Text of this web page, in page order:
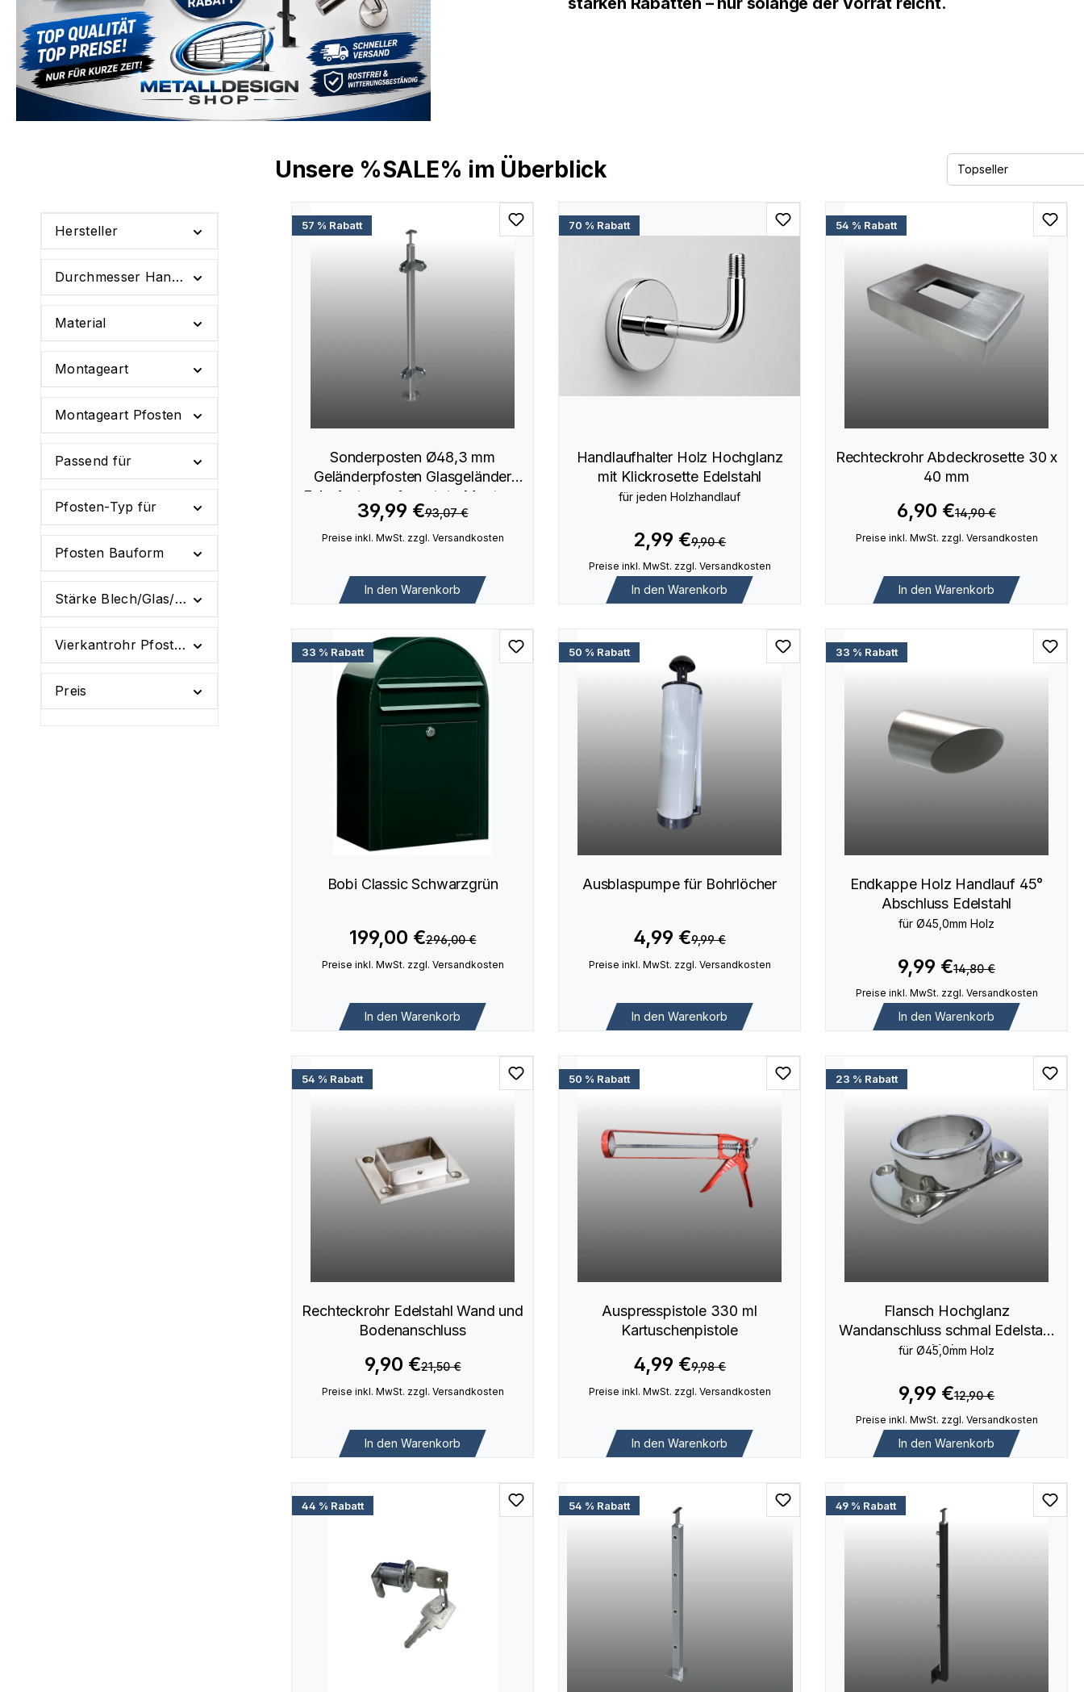
Hersteller
Durchmesser Handlauf Rundrohr
Material
Montageart
Montageart Pfosten
Passend für
Pfosten-Typ für
Pfosten Bauform
Stärke Blech/Glas/Trespa
Vierkantrohr Pfosten
Preis
Unsere %SALE% im Überblick
57 % Rabatt
Sonderposten Ø48,3 mm
Geländerpfosten Glasgeländer
Eckpfosten aufgesetzte Montage
39,99 €93,07 €
Preise inkl. MwSt. zzgl. Versandkosten
In den Warenkorb
70 % Rabatt
Handlaufhalter Holz Hochglanz
mit Klickrosette Edelstahl
für jeden Holzhandlauf
2,99 €9,90 €
Preise inkl. MwSt. zzgl. Versandkosten
In den Warenkorb
54 % Rabatt
Rechteckrohr Abdeckrosette 30 x
40 mm
6,90 €14,90 €
Preise inkl. MwSt. zzgl. Versandkosten
In den Warenkorb
33 % Rabatt
Bobi Classic Schwarzgrün
199,00 €296,00 €
Preise inkl. MwSt. zzgl. Versandkosten
In den Warenkorb
50 % Rabatt
Ausblaspumpe für Bohrlöcher
4,99 €9,99 €
Preise inkl. MwSt. zzgl. Versandkosten
In den Warenkorb
33 % Rabatt
Endkappe Holz Handlauf 45°
Abschluss Edelstahl
für Ø45,0mm Holz
9,99 €14,80 €
Preise inkl. MwSt. zzgl. Versandkosten
In den Warenkorb
54 % Rabatt
Rechteckrohr Edelstahl Wand und
Bodenanschluss
9,90 €21,50 €
Preise inkl. MwSt. zzgl. Versandkosten
In den Warenkorb
50 % Rabatt
Auspresspistole 330 ml
Kartuschenpistole
4,99 €9,98 €
Preise inkl. MwSt. zzgl. Versandkosten
In den Warenkorb
23 % Rabatt
Flansch Hochglanz
Wandanschluss schmal Edelstahl
Holz
für Ø45,0mm Holz
9,99 €12,90 €
Preise inkl. MwSt. zzgl. Versandkosten
In den Warenkorb
44 % Rabatt 54 % Rabatt 49 % Rabatt